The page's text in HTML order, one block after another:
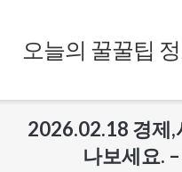
content오늘의 꿀꿀팁
2026.02.18 경제,
나보세요.